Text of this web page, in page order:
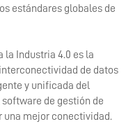
estándares globales de
la Industria 4.0 es la
de datos
y unificada del
de gestión de
una mejor conectividad.